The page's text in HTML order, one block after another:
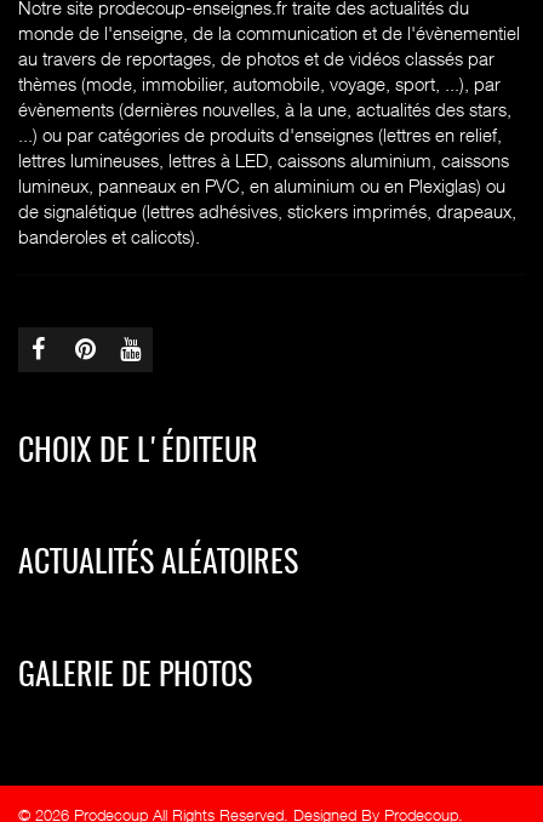
Notre site prodecoup-enseignes.fr traite des actualités du
monde de l'enseigne, de la communication et de l'évènementiel
au travers de reportages, de photos et de vidéos classés par
thèmes (mode, immobilier, automobile, voyage, sport, ...), par
évènements (dernières nouvelles, à la une, actualités des stars,
...) ou par catégories de produits d'enseignes (lettres en relief,
lettres lumineuses, lettres à LED, caissons aluminium, caissons
lumineux, panneaux en PVC, en aluminium ou en Plexiglas) ou
de signalétique (lettres adhésives, stickers imprimés, drapeaux,
banderoles et calicots).
CHOIX DE L'ÉDITEUR
ACTUALITÉS ALÉATOIRES
GALERIE DE PHOTOS
© 2026 Prodecoup All Rights Reserved. Designed By Prodecoup.